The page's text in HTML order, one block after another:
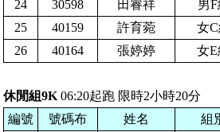
24
30598 田睿祥
男
25
40159 許育菀
女
26
40164 張婷婷 女
休閒組9K 06:20起跑 限時2小時20分
編號
號碼布 姓名
組